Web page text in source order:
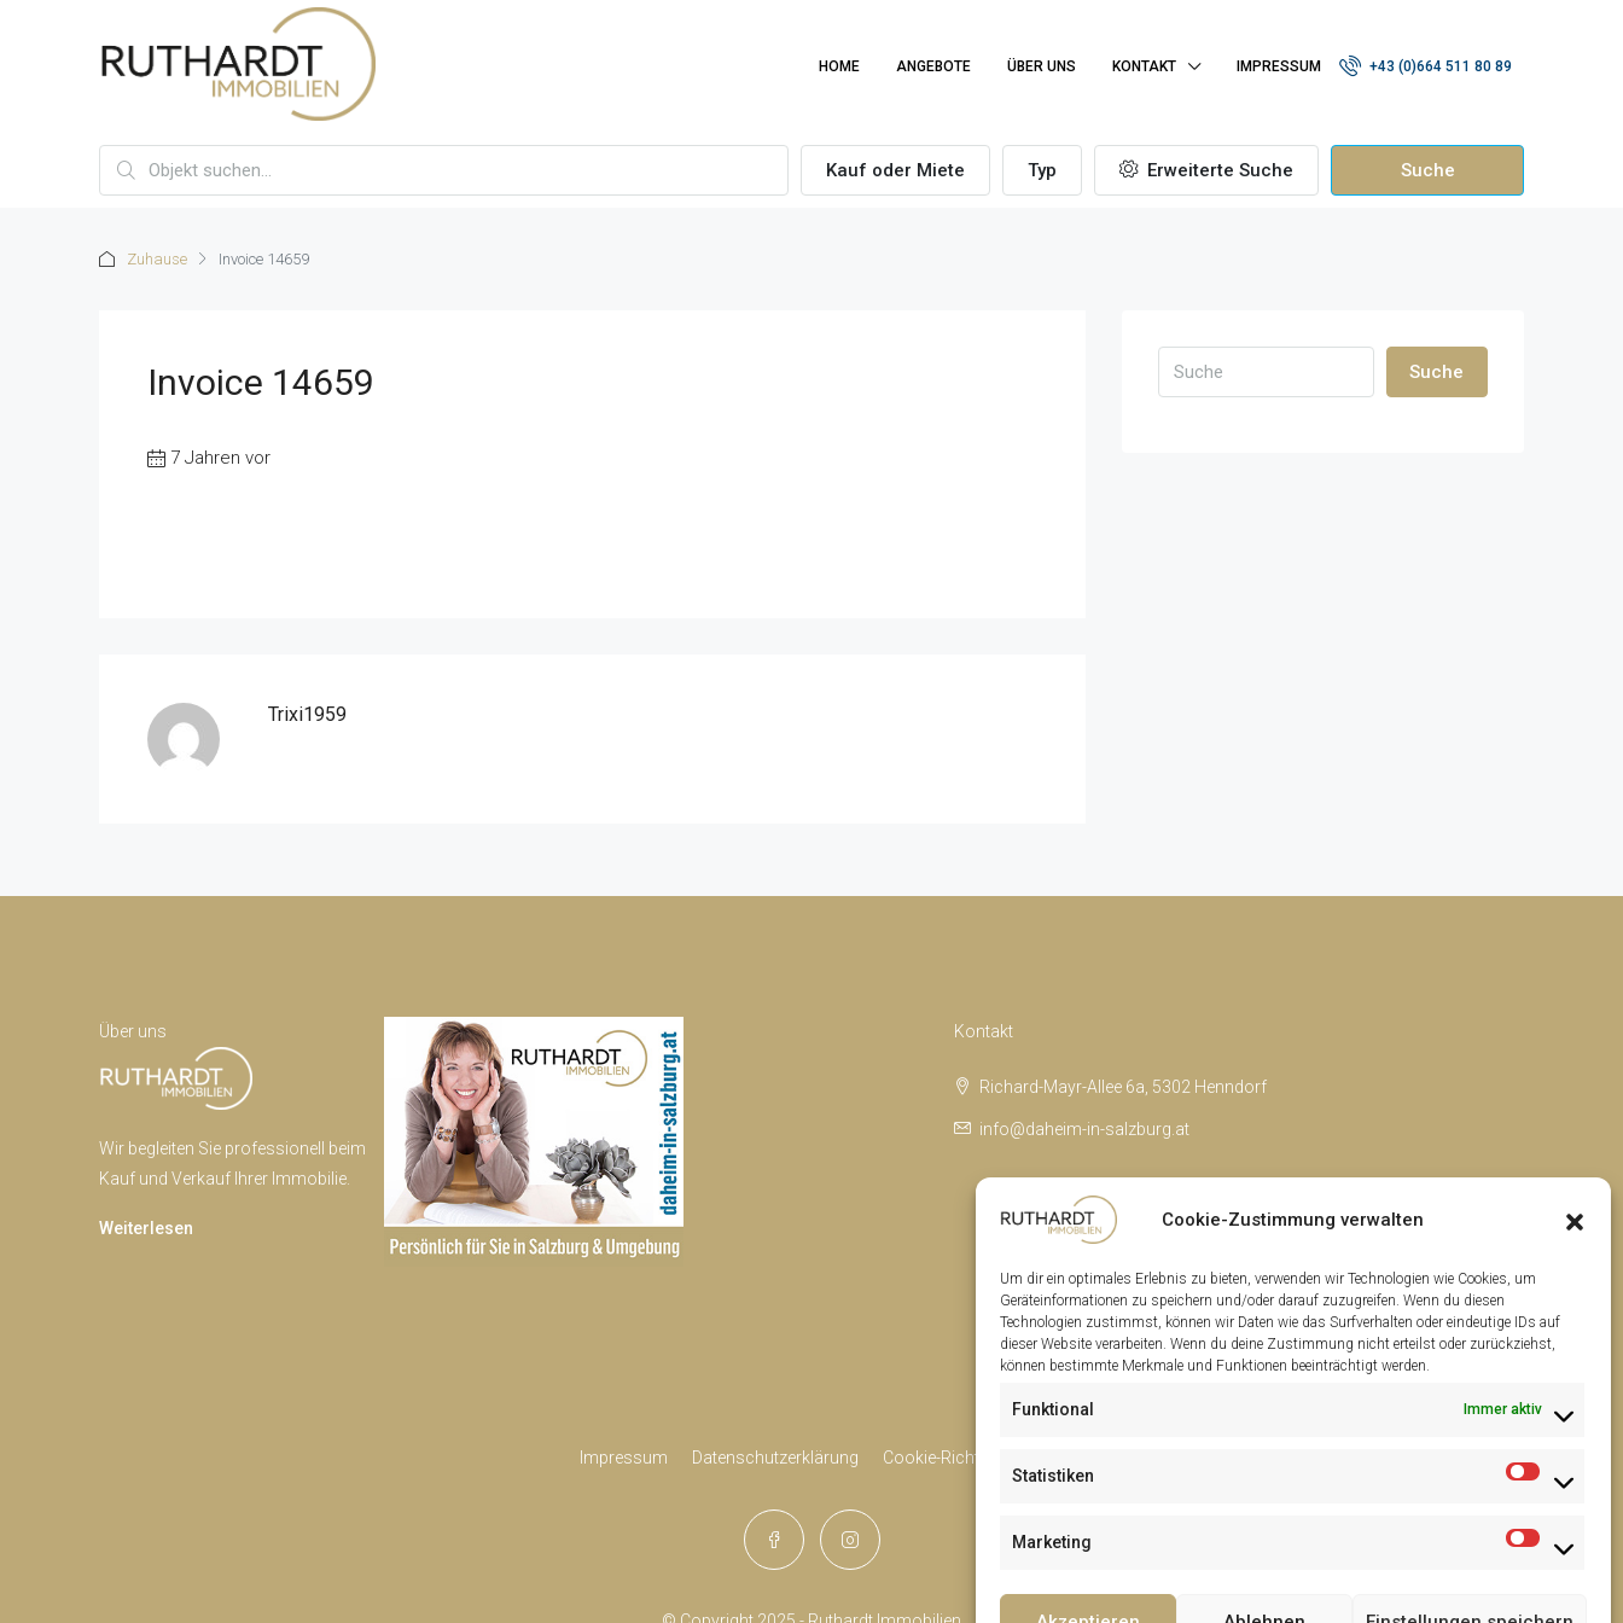
Cookie-Zustimmung verwalten
Um dir ein optimales Erlebnis zu bieten, verwenden wir Technologien wie Cookies, um
Geräteinformationen zu speichern und/oder darauf zuzugreifen. Wenn du diesen
Technologien zustimmst, können wir Daten wie das Surfverhalten oder eindeutige IDs auf
dieser Website verarbeiten. Wenn du deine Zustimmung nicht erteilst oder zurückziehst,
können bestimmte Merkmale und Funktionen beeinträchtigt werden.
Funktional Immer aktiv
Statistiken
Marketing
HOME ANGEBOTE ÜBER UNS KONTAKT IMPRESSUM +43 (0)664 511 80 89
Kauf oder Miete Typ Erweiterte Suche Suche
Zuhause Invoice 14659
Invoice 14659
7 Jahren vor
Trixi1959
Suche
Über uns
Wir begleiten Sie professionell beim
Kauf und Verkauf Ihrer Immobilie.
Weiterlesen
Kontakt
Richard-Mayr-Allee 6a, 5302 Henndorf
info@daheim-in-salzburg.at
Impressum Datenschutzerklärung Cookie-Richtlinie (EU)